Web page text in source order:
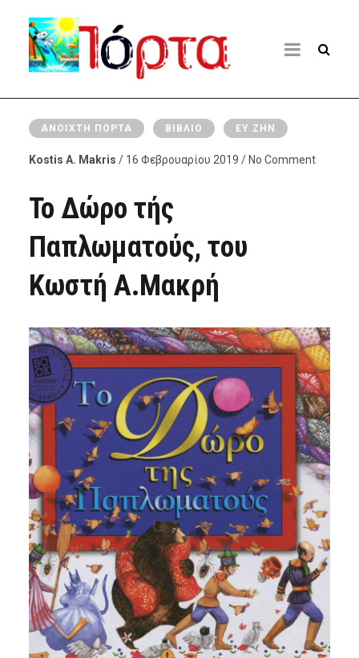
ΑΝΟΙΧΤΉ ΠΌΡΤΑ ΒΙΒΛΊΟ ΕΥ ΖΗΝ
Kostis A. Makris / 16 Φεβρουαρίου 2019 / No Comment
Το Δώρο τής
Παπλωματούς, του
Κωστή Α.Μακρή